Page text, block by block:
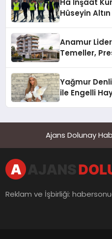
Ha İnşaat
Hüseyin
Anamur
Temeller,
Yağmur
ile Engelli
Ajans Dolunay
Reklam ve İşbirliği: